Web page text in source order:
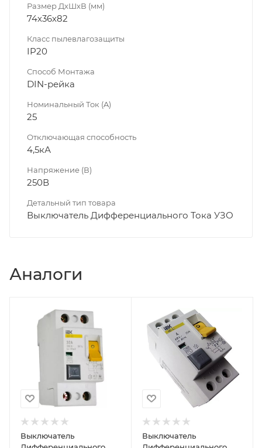
Размер ДхШхВ (мм)
74х36х82
Класс пылевлагозащиты
IP20
Способ Монтажа
DIN-рейка
Номинальный Ток (A)
25
Отключающая способность
4,5кА
Напряжение (В)
250В
Детальный тип товара
Выключатель Дифференциального Тока УЗО
Аналоги
Выключатель
Выключатель